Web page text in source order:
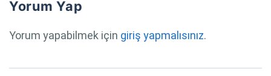
Yorum Yap
Yorum yapabilmek için giriş yapmalısınız.